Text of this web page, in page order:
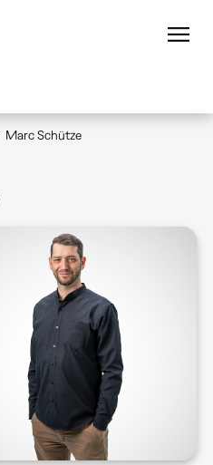
Marc Schütze